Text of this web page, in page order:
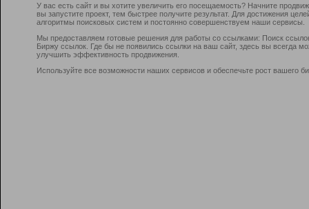
У вас есть сайт и вы хотите увеличить его посещаемость? Начните
вы запустите проект, тем быстрее получите результат. Для достижения
алгоритмы поисковых систем и постоянно совершенствуем наши сервисы.
Мы предоставляем готовые решения для работы со ссылками: Поиск
Биржу ссылок. Где бы не появились ссылки на ваш сайт, здесь вы всегда
улучшить эффективность продвижения.
Используйте все возможности наших сервисов и обеспечьте рост вашего